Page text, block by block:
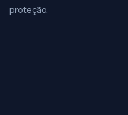
proteção.